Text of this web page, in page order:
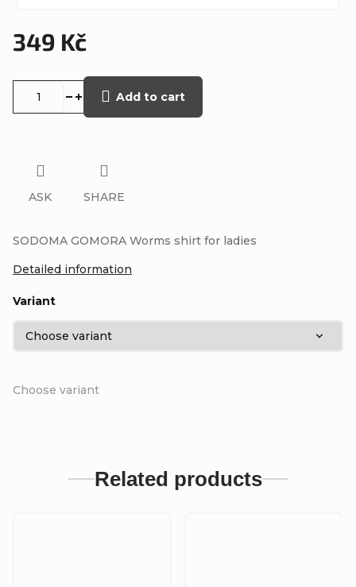
349 Kč
Choose variant
Variant
Add to cart
SODOMA GOMORA Worms shirt for ladies
Detailed information
ASK SHARE
Related products